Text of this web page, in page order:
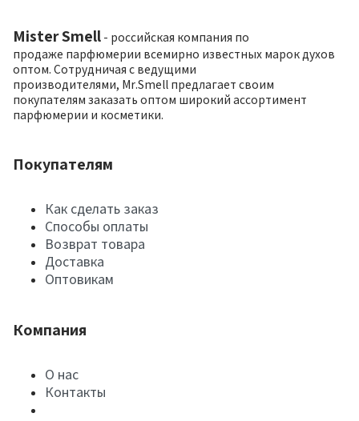
Mister Smell - российская компания по
продаже парфюмерии всемирно известных марок духов
оптом. Сотрудничая с ведущими
производителями, Mr.Smell предлагает своим
покупателям заказать оптом широкий ассортимент
парфюмерии и косметики.
Покупателям
Как сделать заказ
Способы оплаты
Возврат товара
Доставка
Оптовикам
Компания
О нас
Контакты